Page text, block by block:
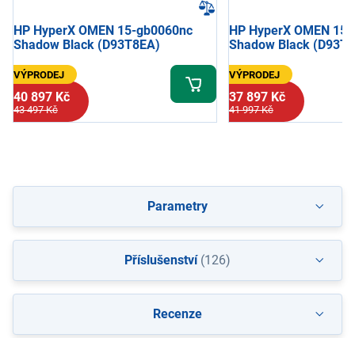
HP HyperX OMEN 15-gb0060nc
Shadow Black (D93T8EA)
VÝPRODEJ
40 897 Kč
43 497 Kč
HP HyperX OMEN
Shadow Black
VÝPRODEJ
37 897 Kč
41 997 Kč
Parametry
Příslušenství(126)
Recenze